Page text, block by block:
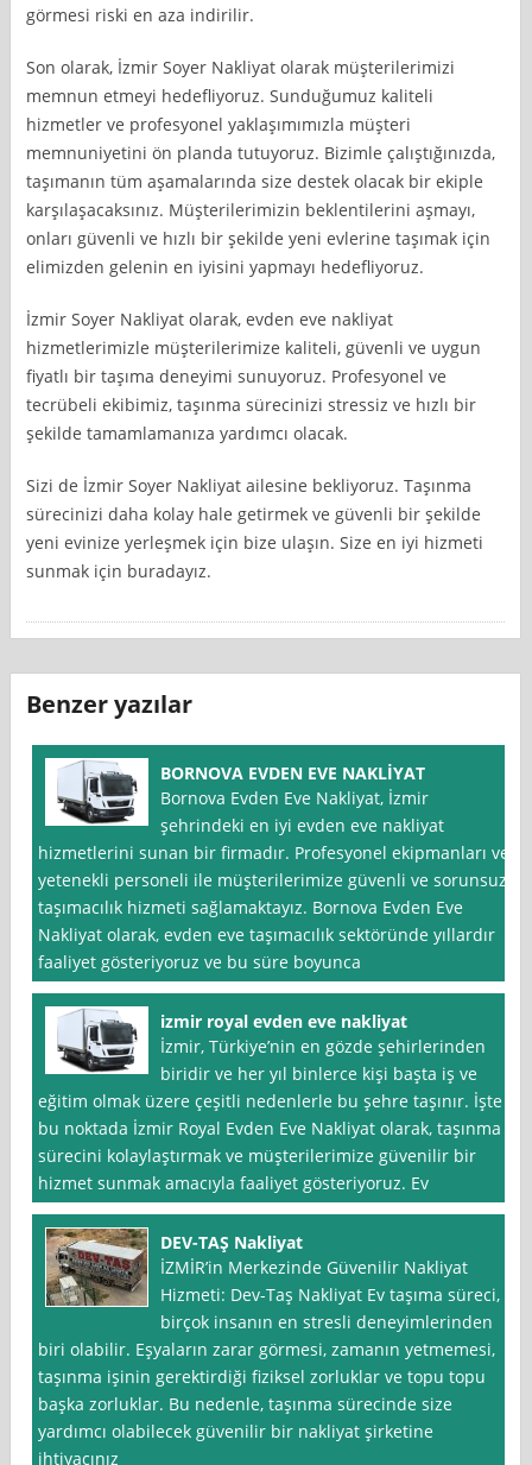
görmesi riski en aza indirilir.
Son olarak, İzmir Soyer Nakliyat olarak müşterilerimizi
memnun etmeyi hedefliyoruz. Sunduğumuz kaliteli
hizmetler ve profesyonel yaklaşımımızla müşteri
memnuniyetini ön planda tutuyoruz. Bizimle çalıştığınızda,
taşımanın tüm aşamalarında size destek olacak bir ekiple
karşılaşacaksınız. Müşterilerimizin beklentilerini aşmayı,
onları güvenli ve hızlı bir şekilde yeni evlerine taşımak için
elimizden gelenin en iyisini yapmayı hedefliyoruz.
İzmir Soyer Nakliyat olarak, evden eve nakliyat
hizmetlerimizle müşterilerimize kaliteli, güvenli ve uygun
fiyatlı bir taşıma deneyimi sunuyoruz. Profesyonel ve
tecrübeli ekibimiz, taşınma sürecinizi stressiz ve hızlı bir
şekilde tamamlamanıza yardımcı olacak.
Sizi de İzmir Soyer Nakliyat ailesine bekliyoruz. Taşınma
sürecinizi daha kolay hale getirmek ve güvenli bir şekilde
yeni evinize yerleşmek için bize ulaşın. Size en iyi hizmeti
sunmak için buradayız.
Benzer yazılar
BORNOVA EVDEN EVE NAKLİYAT
Bornova Evden Eve Nakliyat, İzmir
şehrindeki en iyi evden eve nakliyat
hizmetlerini sunan bir firmadır. Profesyonel ekipmanları ve
yetenekli personeli ile müşterilerimize güvenli ve sorunsuz
taşımacılık hizmeti sağlamaktayız. Bornova Evden Eve
Nakliyat olarak, evden eve taşımacılık sektöründe yıllardır
faaliyet gösteriyoruz ve bu süre boyunca
izmir royal evden eve nakliyat
İzmir, Türkiye’nin en gözde şehirlerinden
biridir ve her yıl binlerce kişi başta iş ve
eğitim olmak üzere çeşitli nedenlerle bu şehre taşınır. İşte
bu noktada İzmir Royal Evden Eve Nakliyat olarak, taşınma
sürecini kolaylaştırmak ve müşterilerimize güvenilir bir
hizmet sunmak amacıyla faaliyet gösteriyoruz. Ev
DEV-TAŞ Nakliyat
İZMİR’in Merkezinde Güvenilir Nakliyat
Hizmeti: Dev-Taş Nakliyat Ev taşıma süreci,
birçok insanın en stresli deneyimlerinden
biri olabilir. Eşyaların zarar görmesi, zamanın yetmemesi,
taşınma işinin gerektirdiği fiziksel zorluklar ve topu topu
başka zorluklar. Bu nedenle, taşınma sürecinde size
yardımcı olabilecek güvenilir bir nakliyat şirketine
ihtiyacınız